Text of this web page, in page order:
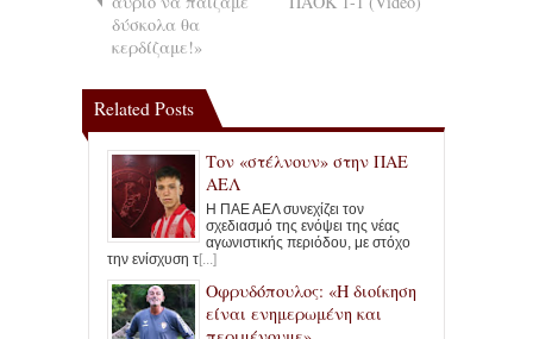
δύσκολα θα
κερδίζαμε!»
Related Posts
Τον «στέλνουν» στην ΠΑΕ
ΑΕΛ
Η ΠΑΕ ΑΕΛ συνεχίζει τον
σχεδιασμό της ενόψει της νέας
αγωνιστικής περιόδου, με στόχο
την ενίσχυση τ[...]
Οφρυδόπουλος: «Η διοίκηση
είναι ενημερωμένη και